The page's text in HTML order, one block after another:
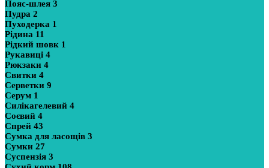
Пояс-шлея 3
Пудра 2
Пуходерка 1
Рідина 11
Рідкий шовк 1
Рукавиці 4
Рюкзаки 4
Свитки 4
Серветки 9
Серум 1
Силікагелевий 4
Соєвий 4
Спрей 43
Сумка для ласощів 3
Сумки 27
Суспензія 3